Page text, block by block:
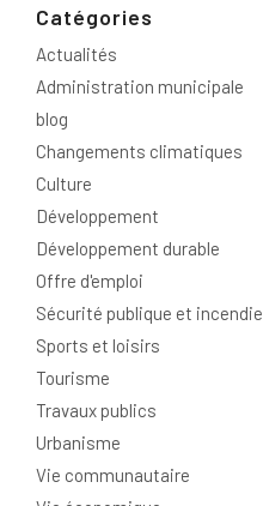
Catégories
Actualités
Administration municipale
blog
Changements climatiques
Culture
Développement
Développement durable
Offre d'emploi
Sécurité publique et incendie
Sports et loisirs
Tourisme
Travaux publics
Urbanisme
Vie communautaire